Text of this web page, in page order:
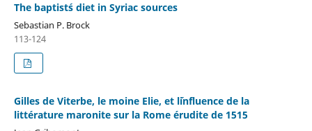
The baptist´s diet in Syriac sources
Sebastian P. Brock
113-124
Gilles de Viterbe, le moine Elie, et l´influence de la
littérature maronite sur la Rome érudite de 1515